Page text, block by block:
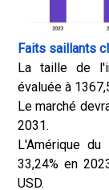
Faits saillants
La taille de
évaluée à
Le marché
2031.
L'Amérique
33,24% en
USD.